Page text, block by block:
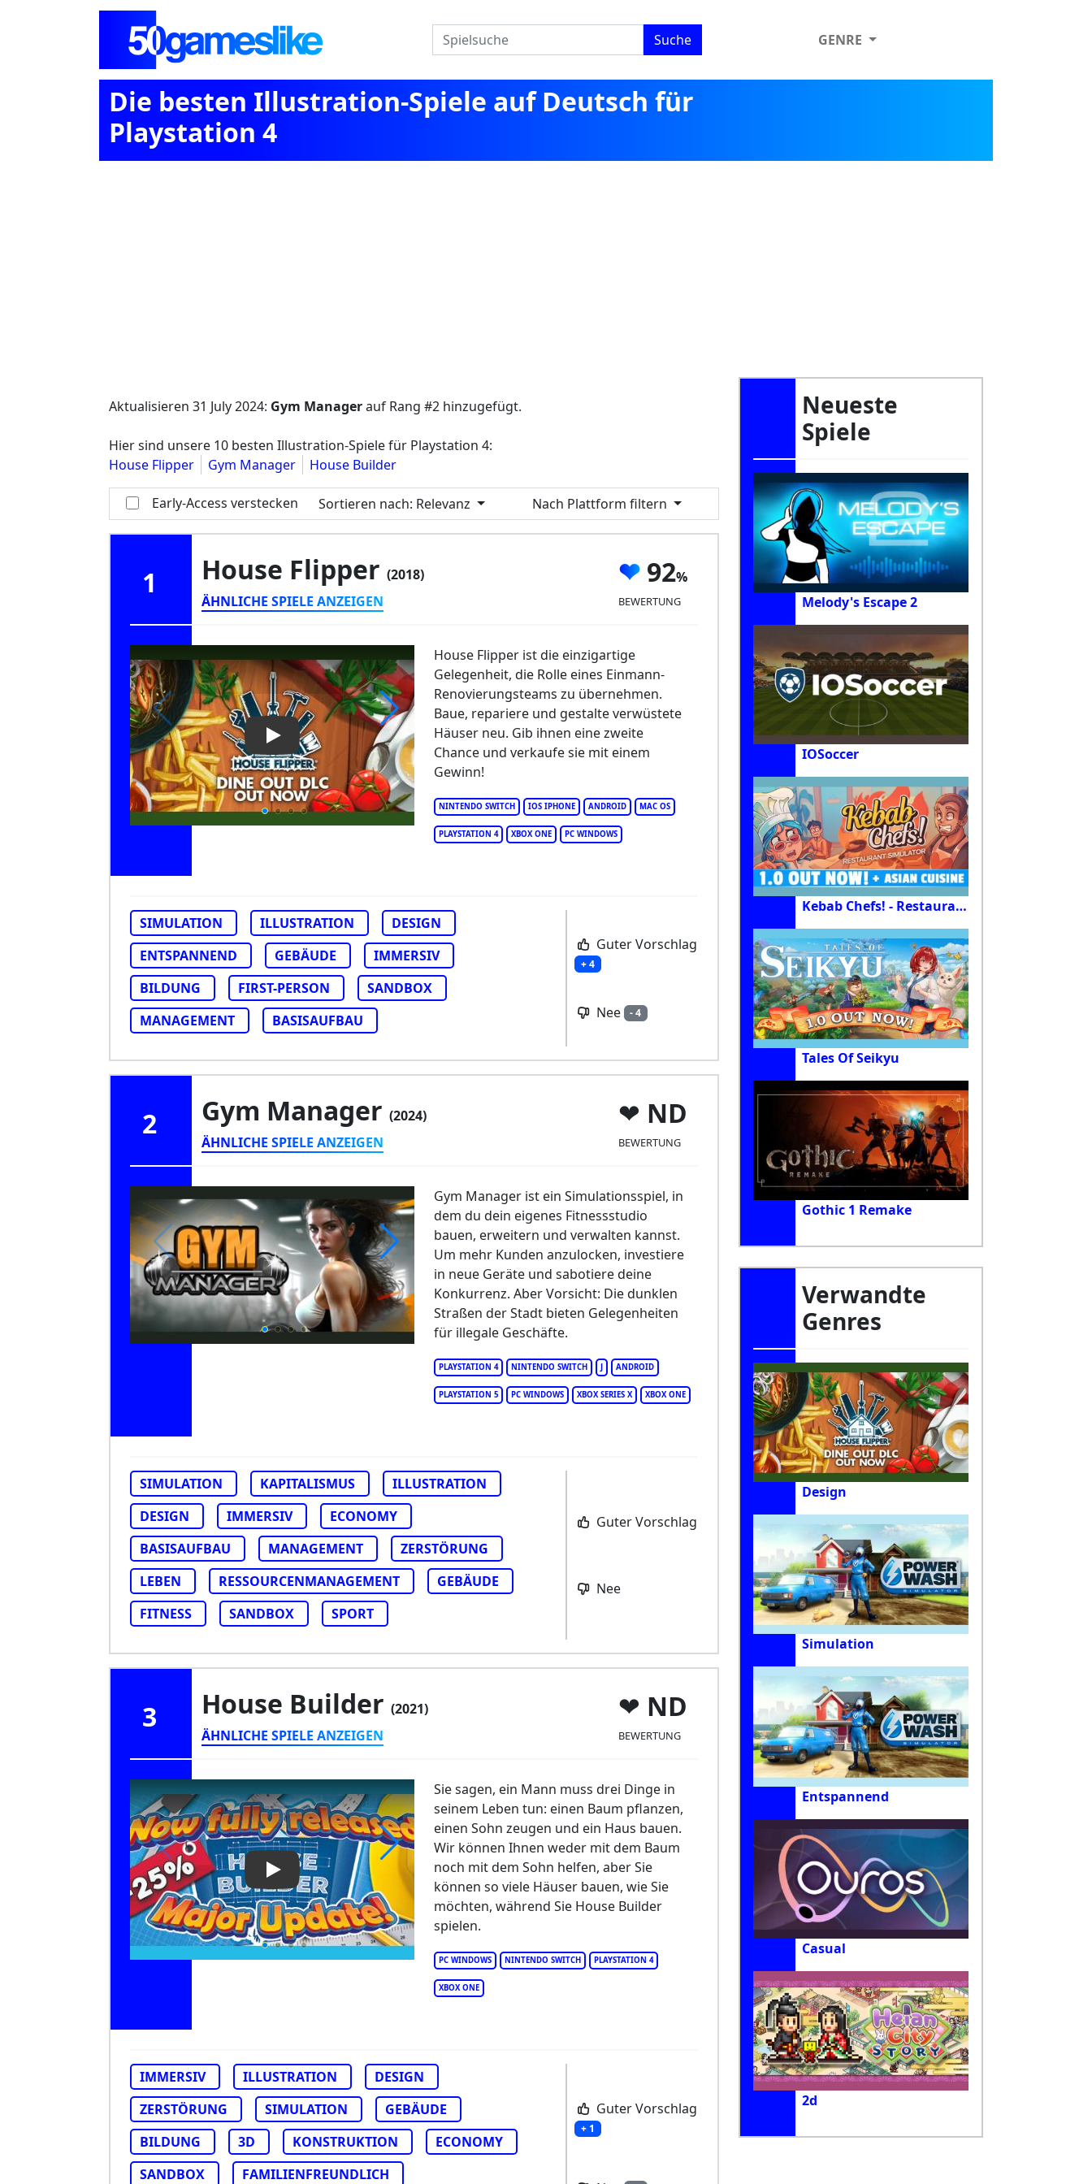
Suche GENRE
Die besten Illustration-Spiele auf Deutsch für
Playstation 4
Aktualisieren 31 July 2024: Gym Managerauf Rang #2 hinzugefügt.
Hier sind unsere 10 besten Illustration-Spiele für Playstation 4:
House Flipper
Gym Manager House Builder
Early-Access verstecken Sortieren nach: Relevanz Nach Plattform filtern
1 House Flipper (2018)
ÄHNLICHE SPIELE ANZEIGEN
92
BEWERTUNG
Play Video: House Flipper
NINTENDO SWITCH IOS IPHONE ANDROID MAC OS
PLAYSTATION 4 XBOX ONE PC WINDOWS
House Flipper ist die einzigartige
Gelegenheit, die Rolle eines Einmann-
Renovierungsteams zu übernehmen.
Baue, repariere und gestalte verwüstete
Häuser neu. Gib ihnen eine zweite
Chance und verkaufe sie mit einem
Gewinn!
SIMULATION ILLUSTRATION
DESIGN
ENTSPANNEND
GEBÄUDE
IMMERSIV
BILDUNG
FIRST-PERSON
SANDBOX
MANAGEMENT
BASISAUFBAU
Guter Vorschlag
+ 4
Nee - 4
2 Gym Manager (2024)
ÄHNLICHE SPIELE ANZEIGEN
ND
BEWERTUNG
PLAYSTATION 4 NINTENDO SWITCH J ANDROID
PLAYSTATION 5 PC WINDOWS XBOX SERIES X XBOX ONE
Gym Manager ist ein Simulationsspiel, in
dem du dein eigenes Fitnessstudio
bauen, erweitern und verwalten kannst.
Um mehr Kunden anzulocken, investiere
in neue Geräte und sabotiere deine
Konkurrenz. Aber Vorsicht: Die dunklen
Straßen der Stadt bieten Gelegenheiten
für illegale Geschäfte.
SIMULATION KAPITALISMUS
ILLUSTRATION
DESIGN
IMMERSIV
ECONOMY
BASISAUFBAU
MANAGEMENT
ZERSTÖRUNG
LEBEN
RESSOURCENMANAGEMENT
GEBÄUDE
FITNESS
SANDBOX SPORT
Guter Vorschlag
Nee
3 House Builder (2021)
ÄHNLICHE SPIELE ANZEIGEN
ND
BEWERTUNG
Play Video: House Builder
PC WINDOWS NINTENDO SWITCH PLAYSTATION 4
XBOX ONE
Sie sagen, ein Mann muss drei Dinge in
seinem Leben tun: einen Baum pflanzen,
einen Sohn zeugen und ein Haus bauen.
Wir können Ihnen weder mit dem Baum
noch mit dem Sohn helfen, aber Sie
können so viele Häuser bauen, wie Sie
möchten, während Sie House Builder
spielen.
IMMERSIV ILLUSTRATION
DESIGN
ZERSTÖRUNG
SIMULATION
GEBÄUDE
BILDUNG
3D KONSTRUKTION
ECONOMY
SANDBOX
FAMILIENFREUNDLICH
Guter Vorschlag
+ 1
Neueste
Spiele
Melody's Escape 2
IOSoccer
Kebab Chefs! - Restaurant Simulator
Tales Of Seikyu
Gothic 1 Remake
Verwandte
Genres
Design
Simulation
Entspannend
Casual
2d